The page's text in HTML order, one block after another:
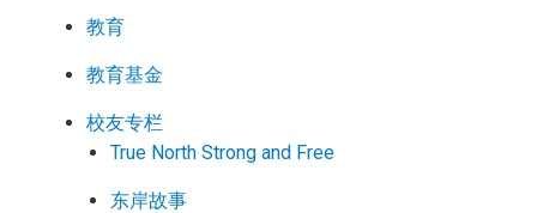
教育
教育基金
校友专栏
True North Strong and Free
东岸故事